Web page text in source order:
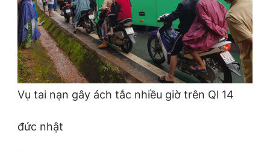
Vụ tai nạn gây ách tắc nhiều giờ trên Ql 14
đức nhật